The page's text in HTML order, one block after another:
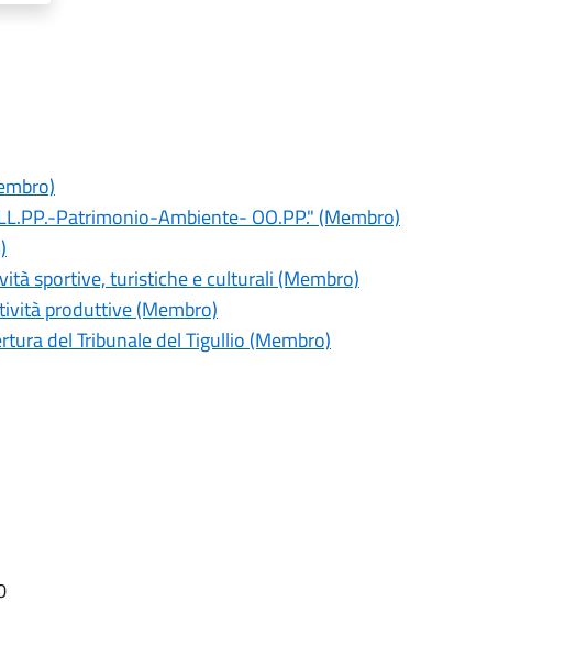
Patrimonio-Ambiente- OO.PP." (Membro)
sportive, turistiche e culturali (Membro)
produttive (Membro)
del Tribunale del Tigullio (Membro)